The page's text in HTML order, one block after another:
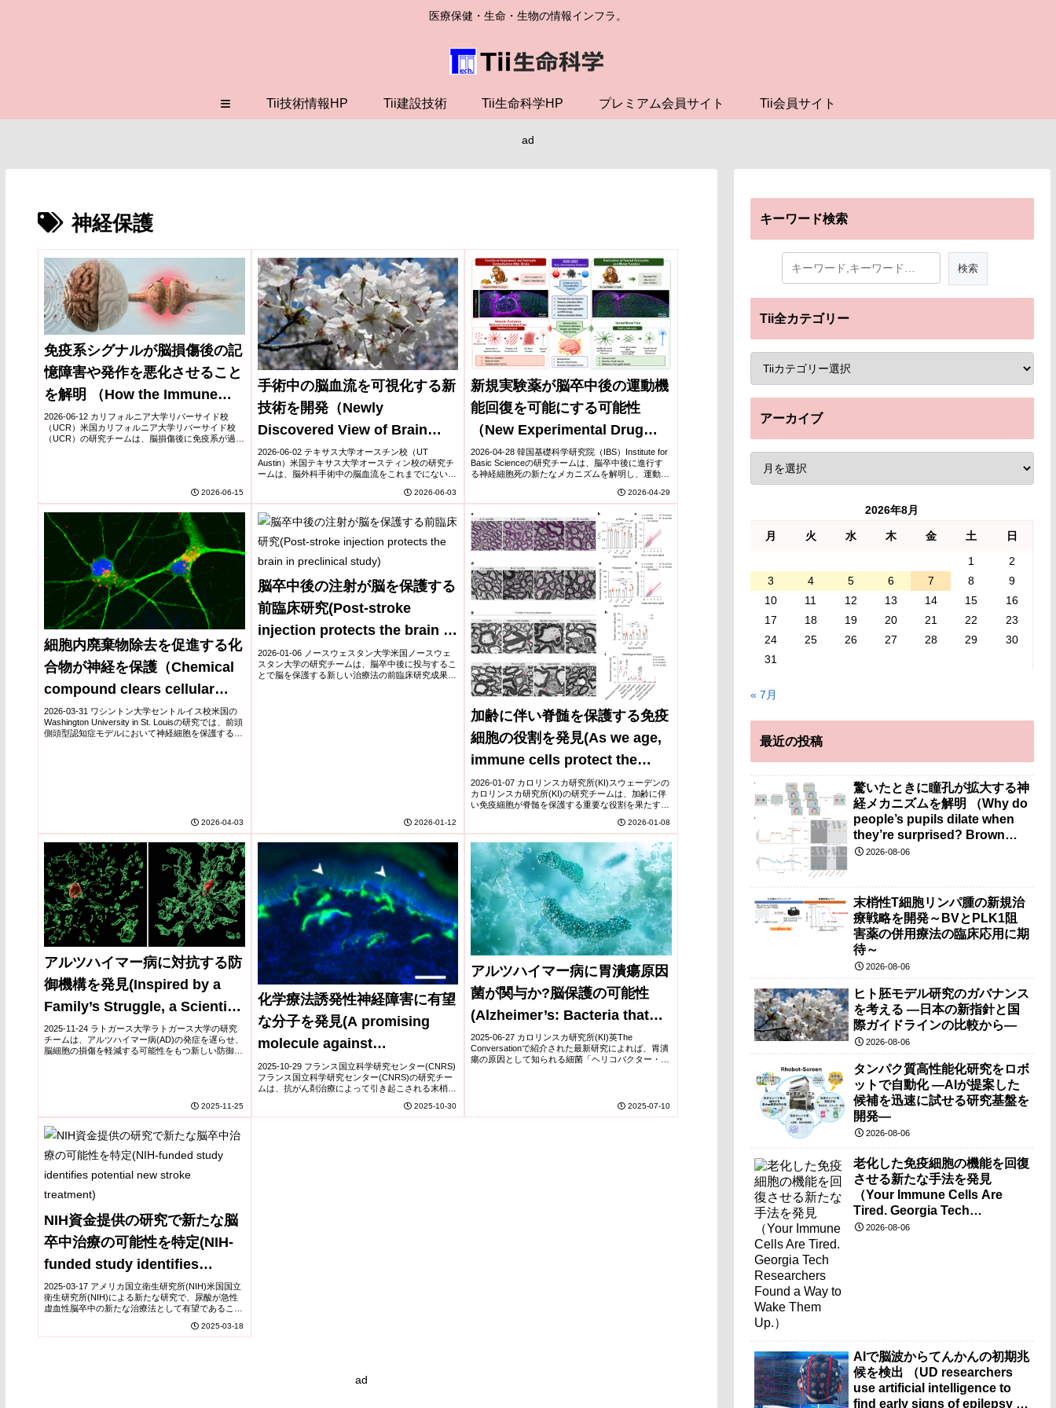
医療保健・生命・生物の情報インフラ。
≡ Tii技術情報HP Tii建設技術 Tii生命科学HP プレミアム会員サイト Tii会員サイト
ad
神経保護
免疫系シグナルが脳損傷後の記
憶障害や発作を悪化させること
を解明 （How the Immune
System Worsens Brain Injury
Outcomes）
2026-06-12 カリフォルニア大学リバーサイド校
（UCR）米国カリフォルニア大学リバーサイド校
（UCR）の研究チームは、脳損傷後に免疫系が過剰
2026-06-15
手術中の脳血流を可視化する新
技術を開発（Newly
Discovered View of Brain
Blood Flow During Surgery
Could Prevent Debilitation,
2026-06-02 テキサス大学オースチン校（UT
Austin）米国テキサス大学オースティン校の研究チ
ームは、脳外科手術中の脳血流をこれまでにない詳
果を発表した。脳手術では、血流の低下や遮断...
2026-06-03
新規実験薬が脳卒中後の運動機
能回復を可能にする可能性
（New Experimental Drug
May Restore Movement After
Stroke）
2026-04-28 韓国基礎科学研究院（IBS）Institute for
Basic Scienceの研究チームは、脳卒中後に進行す
る神経細胞死の新たなメカニズムを解明し、運動機
2026-04-29
細胞内廃棄物除去を促進する化
合物が神経を保護（Chemical
compound clears cellular
waste, protects neurons in
model of frontotemporal
2026-03-31 ワシントン大学セントルイス校米国の
Washington University in St. Louisの研究では、前頭
側頭型認知症モデルにおいて神経細胞を保護する化
2026-04-03
脳卒中後の注射が脳を保護する
前臨床研究(Post-stroke
injection protects the brain in
preclinical study)
2026-01-06 ノースウェスタン大学米国ノースウェ
スタン大学の研究チームは、脳卒中後に投与するこ
とで脳を保護する新しい治療法の前臨床研究成果を
2026-01-12
加齢に伴い脊髄を保護する免疫
細胞の役割を発見(As we age,
immune cells protect the
spinal cord)
2026-01-07 カロリンスカ研究所(KI)スウェーデンの
カロリンスカ研究所(KI)の研究チームは、加齢に伴
い免疫細胞が脊髄を保護する重要な役割を果たすこ
つれて脊髄周辺に存在する特定の免疫細...2026-01-08
アルツハイマー病に対抗する防
御機構を発見(Inspired by a
Family’s Struggle, a Scientist
Helps Uncover Defense
Against Alzheimer’s Disease)
2025-11-24 ラトガース大学ラトガース大学の研究
チームは、アルツハイマー病(AD)の発症を遅らせ、
脳細胞の損傷を軽減する可能性をもつ新しい防御メ
2025-11-25
化学療法誘発性神経障害に有望
な分子を発見(A promising
molecule against
chemotherapy-induced
neuropathies)
2025-10-29 フランス国立科学研究センター(CNRS)
フランス国立科学研究センター(CNRS)の研究チー
ムは、抗がん剤治療によって引き起こされる末梢神
2025-10-30
アルツハイマー病に胃潰瘍原因
菌が関与か?脳保護の可能性
(Alzheimer’s: Bacteria that
cause stomach ulcers may
protect the brain)
2025-06-27 カロリンスカ研究所(KI)英The
Conversationで紹介された最新研究によれば、胃潰
瘍の原因として知られる細菌「ヘリコバクター・ピ
2025-07-10
NIH資金提供の研究で新たな脳
卒中治療の可能性を特定(NIH-
funded study identifies
potential new stroke
treatment)
2025-03-17 アメリカ国立衛生研究所(NIH)​米国国立
衛生研究所(NIH)による新たな研究で、尿酸が急性
虚血性脳卒中の新たな治療法として有望であること
て脳への血流が遮断されることで発生... 2025-03-18
ad
キーワード検索
Tii全カテゴリー
アーカイブ
2026年8月
月 火 水 木 金 土
日
1
2
3
4 5 6 7 8
9
10
11 12 13 14 15
16
17
18 19 20 21 22
23
24
25 26 27 28 29
30
31
« 7月
最近の投稿
驚いたときに瞳孔が拡大する神
経メカニズムを解明 （Why do
people’s pupils dilate when
they’re surprised? Brown
researchers explain）
2026-08-06
末梢性T細胞リンパ腫の新規治
療戦略を開発～BVとPLK1阻
害薬の併用療法の臨床応用に期
待～
2026-08-06
ヒト胚モデル研究のガバナンス
を考える ―日本の新指針と国
際ガイドラインの比較から―
2026-08-06
タンパク質高性能化研究をロボ
ットで自動化 ―AIが提案した
候補を迅速に試せる研究基盤を
開発―
2026-08-06
老化した免疫細胞の機能を回復
させる新たな手法を発見
（Your Immune Cells Are
Tired. Georgia Tech
Researchers Found a Way to
2026-08-06
AIで脳波からてんかんの初期兆
候を検出 （UD researchers
use artificial intelligence to
find early signs of epilepsy in